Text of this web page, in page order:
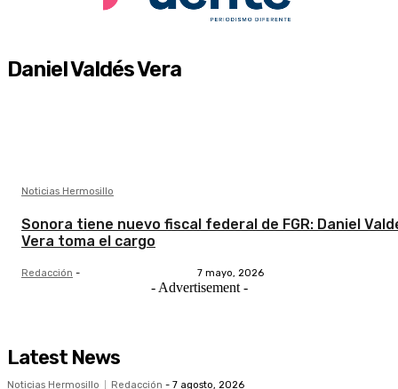
Daniel Valdés Vera
Noticias Hermosillo
Sonora tiene nuevo fiscal federal de FGR: Daniel
Vera toma el cargo
Redacción - 7 mayo, 2026
- Advertisement -
Latest News
Noticias Hermosillo Redacción - 7 agosto, 2026